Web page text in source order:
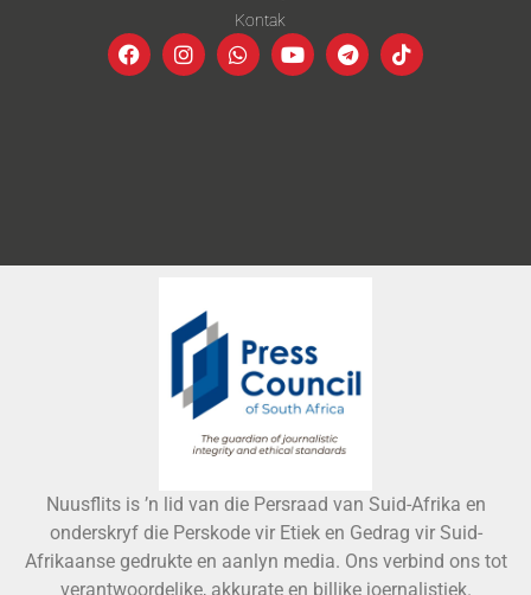
Kontak
Nuusflits is ’n lid van die Persraad van Suid-Afrika en
onderskryf die Perskode vir Etiek en Gedrag vir Suid-
Afrikaanse gedrukte en aanlyn media. Ons verbind ons tot
verantwoordelike, akkurate en billike joernalistiek.